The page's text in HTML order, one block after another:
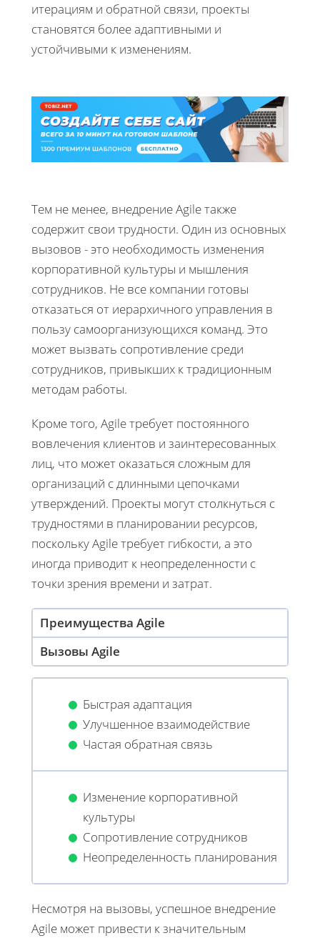
итерациям и обратной связи, проекты
становятся более адаптивными и
устойчивыми к изменениям.
Тем не менее, внедрение Agile также
содержит свои трудности. Один из основных
вызовов - это необходимость изменения
корпоративной культуры и мышления
сотрудников. Не все компании готовы
отказаться от иерархичного управления в
пользу самоорганизующихся команд. Это
может вызвать сопротивление среди
сотрудников, привыкших к традиционным
методам работы.
Кроме того, Agile требует постоянного
вовлечения клиентов и заинтересованных
лиц, что может оказаться сложным для
организаций с длинными цепочками
утверждений. Проекты могут столкнуться с
трудностями в планировании ресурсов,
поскольку Agile требует гибкости, а это
иногда приводит к неопределенности с
точки зрения времени и затрат.
Преимущества Agile
Вызовы Agile
Быстрая адаптация
Улучшенное взаимодействие
Частая обратная связь
Изменение корпоративной
культуры
Сопротивление сотрудников
Неопределенность планирования
Несмотря на вызовы, успешное внедрение
Agile может привести к значительным